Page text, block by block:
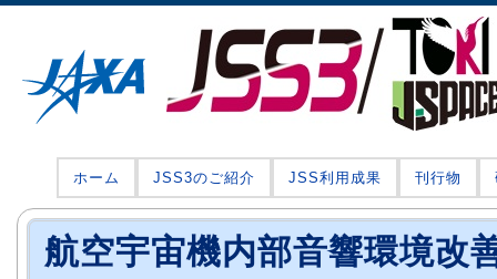
ホーム JSS3のご紹介 JSS利用成果 刊行物
航空宇宙機内部音響環境改